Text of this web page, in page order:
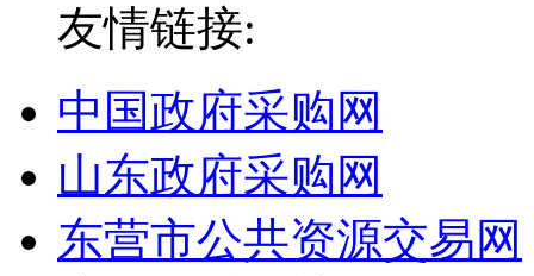
友情链接:
中国政府采购网
山东政府采购网
东营市公共资源交易网